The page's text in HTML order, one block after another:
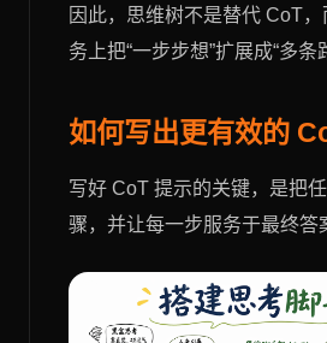
因此，思维树不是替代 CoT
务上把“一步步想”扩展成“多条
如何写出更有效的
写好 CoT 提示的关键，是把
骤，并让每一步服务于最终答